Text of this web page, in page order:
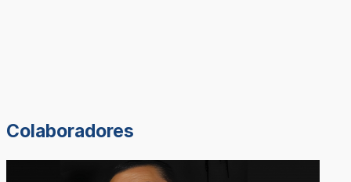
Colaboradores